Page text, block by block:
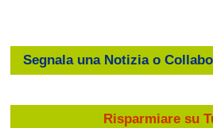
Segnala una Notizia o
Risparmiare su